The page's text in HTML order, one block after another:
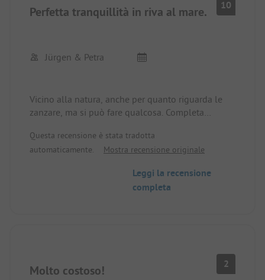
Il lago per nuotare è semplicemente fantastico, il
Perfetta tranquillità in riva al mare. 10
Jürgen & Petra
Vicino alla natura, anche per quanto riguarda le
zanzare, ma si può fare qualcosa. Completa
collegamento con una rete di piste ciclabili.
Questa recensione è stata tradotta
automaticamente.
Mostra recensione originale
Leggi la recensione
completa
Molto costoso! 2